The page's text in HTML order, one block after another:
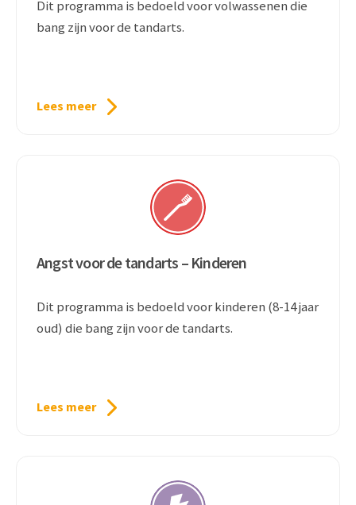
Dit programma is bedoeld voor volwassenen die
bang zijn voor de tandarts.
Lees meer
Angst voor de tandarts – Kinderen
Dit programma is bedoeld voor kinderen (8-14 jaar
oud) die bang zijn voor de tandarts.
Lees meer